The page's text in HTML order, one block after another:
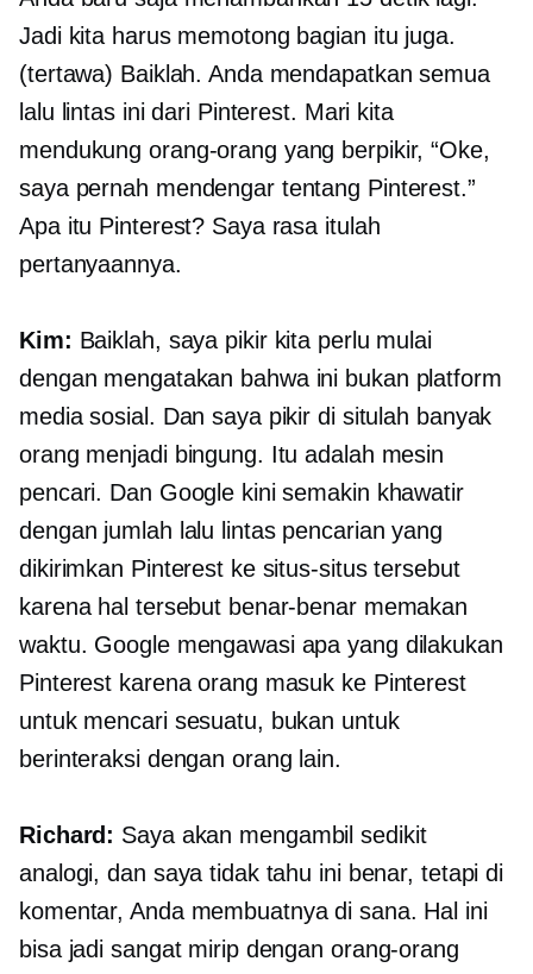
Jadi kita harus memotong bagian itu juga.
(tertawa) Baiklah. Anda mendapatkan semua
lalu lintas ini dari Pinterest. Mari kita
mendukung orang-orang yang berpikir, “Oke,
saya pernah mendengar tentang Pinterest.”
Apa itu Pinterest? Saya rasa itulah
pertanyaannya.
Kim: Baiklah, saya pikir kita perlu mulai
dengan mengatakan bahwa ini bukan platform
media sosial. Dan saya pikir di situlah banyak
orang menjadi bingung. Itu adalah mesin
pencari. Dan Google kini semakin khawatir
dengan jumlah lalu lintas pencarian yang
dikirimkan Pinterest ke situs-situs tersebut
karena hal tersebut benar-benar memakan
waktu. Google mengawasi apa yang dilakukan
Pinterest karena orang masuk ke Pinterest
untuk mencari sesuatu, bukan untuk
berinteraksi dengan orang lain.
Richard: Saya akan mengambil sedikit
analogi, dan saya tidak tahu ini benar, tetapi di
komentar, Anda membuatnya di sana. Hal ini
bisa jadi sangat mirip dengan orang-orang